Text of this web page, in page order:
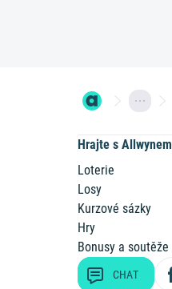
Hrajte s Allwynem
Loterie
Losy
Kurzové sázky
Hry
Bonusy a soutěže
CHAT